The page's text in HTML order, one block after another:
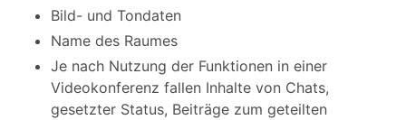
Bild- und Tondaten
Name des Raumes
Je nach Nutzung der Funktionen in einer
Videokonferenz fallen Inhalte von Chats,
gesetzter Status, Beiträge zum geteilten